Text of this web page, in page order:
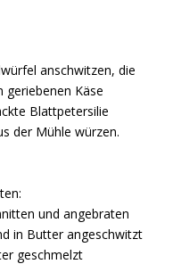
anschwitzen, die
geriebenen Käse
Blattpetersilie
der Mühle würzen.
und angebraten
in Butter angeschwitzt
geschmelzt